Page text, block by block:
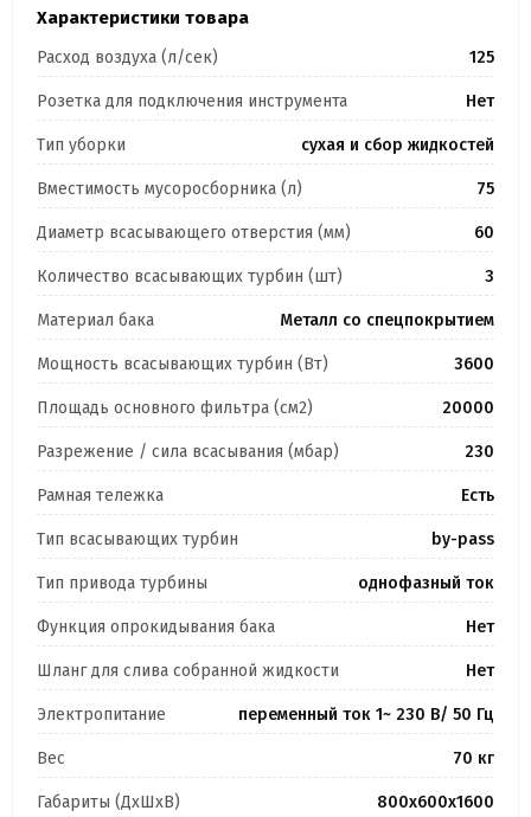
Характеристики товара
Расход воздуха (л/сек) 125
Розетка для подключения инструмента Нет
Тип уборки сухая и сбор жидкостей
Вместимость мусоросборника (л) 75
Диаметр всасывающего отверстия (мм) 60
Количество всасывающих турбин (шт) 3
Материал бака Металл со спецпокрытием
Мощность всасывающих турбин (Вт) 3600
Площадь основного фильтра (см2) 20000
Разрежение / сила всасывания (мбар) 230
Рамная тележка Есть
Тип всасывающих турбин by-pass
Тип привода турбины однофазный ток
Функция опрокидывания бака Нет
Шланг для слива собранной жидкости Нет
Электропитание переменный ток 1~ 230 В/ 50 Гц
Вес 70 кг
Габариты (ДхШхВ) 800х600х1600